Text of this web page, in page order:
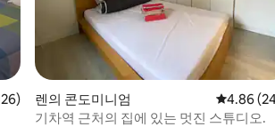
(5점 만점), 후기 126개
렌의 콘도미니엄 평점
4.86
기차역 근처의 집에 있는 멋진 스튜디오.